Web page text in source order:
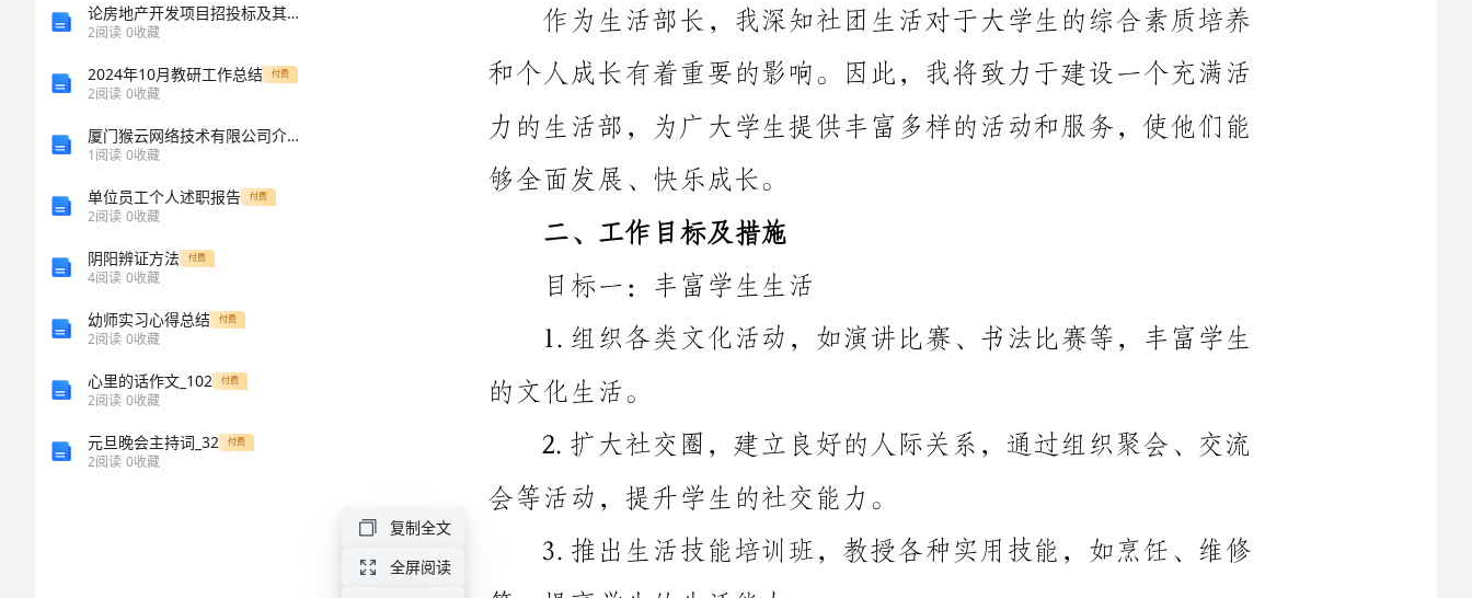
一、
论房地产开发项目招投标及其风险规避
2阅读 0收藏
2024年10月教研工作总结 付费
2阅读 0收藏
厦门猴云网络技术有限公司介绍企业发展分析报告
1阅读 0收藏
单位员工个人述职报告 付费
2阅读 0收藏
阴阳辨证方法 付费
4阅读 0收藏
幼师实习心得总结 付费
2阅读 0收藏
心里的话作文_102 付费
2阅读 0收藏
元旦晚会主持词_32 付费
2阅读 0收藏
舍设施的维修和更新。
力的生活部，为广大学生提供丰富多样的活动和服务，使他们能
够全面发展、快乐成长。
二、工作目标及措施
会等活动，提升学生的社交能力。
等，提高学生的生活能力。
目标二：改善学生生活环境
复制全文
全屏阅读